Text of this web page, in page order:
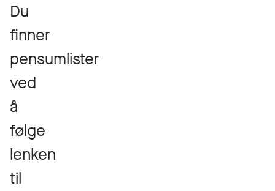
Du
finner
pensumlister
ved
å
følge
lenken
til